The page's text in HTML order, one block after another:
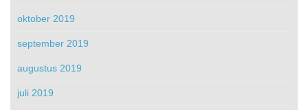
oktober 2019
september 2019
augustus 2019
juli 2019